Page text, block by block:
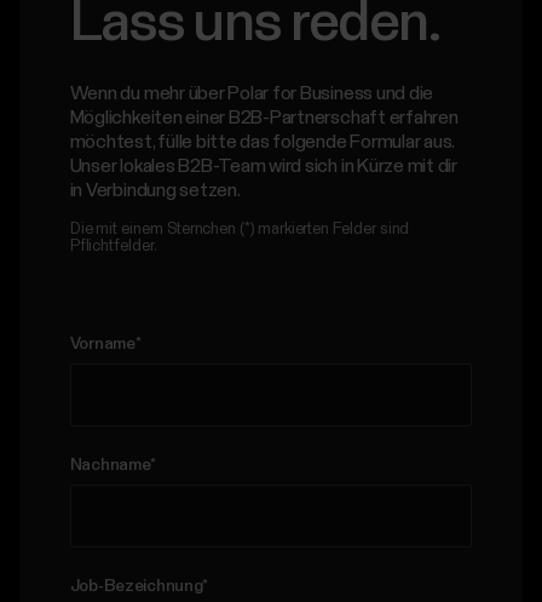
Lass uns reden.
Wenn du mehr über Polar for Business und die
Möglichkeiten einer B2B-Partnerschaft erfahren
möchtest, fülle bitte das folgende Formular aus.
Unser lokales B2B-Team wird sich in Kürze mit dir
in Verbindung setzen.
Die mit einem Sternchen (*) markierten Felder sind
Pflichtfelder.
Vorname*
Nachname*
Job-Bezeichnung*